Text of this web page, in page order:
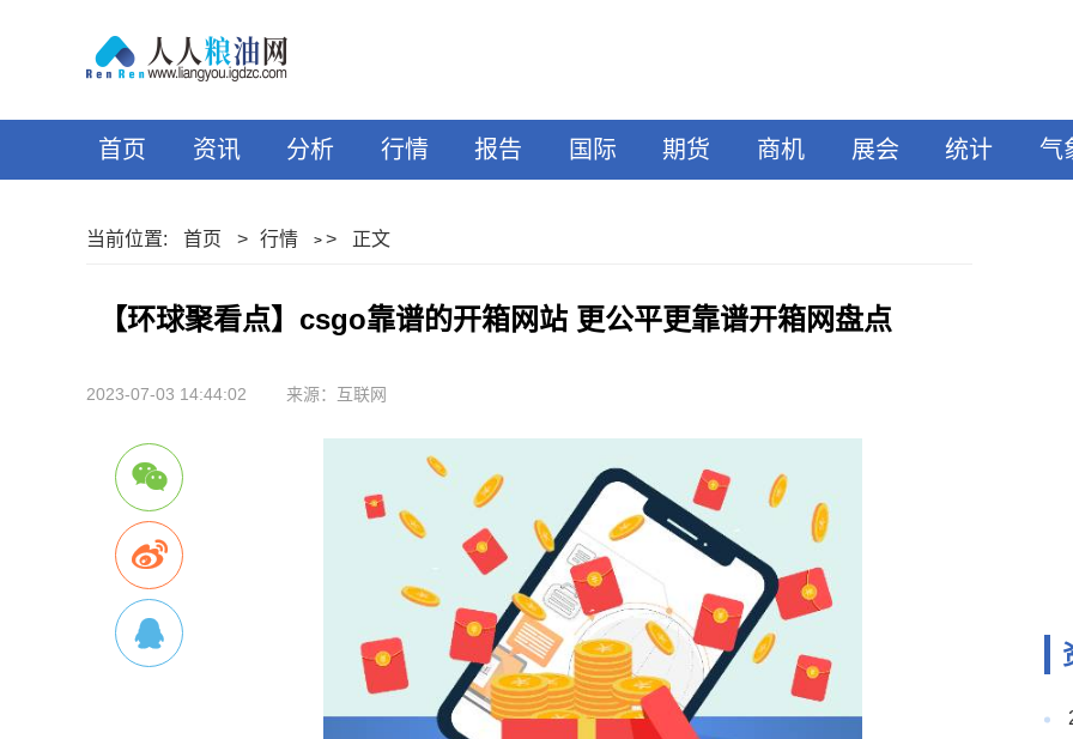
首页 资讯 分析 行情 报告 国际 期货 商机 展会 统计 气
当前位置: 首页 > 行情 > > 正文
【环球聚看点】csgo靠谱的开箱网站 更公平更靠谱开箱网盘点
2023-07-03 14:44:02 来源：互联网